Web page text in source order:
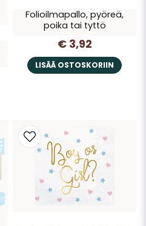
Folioilmapallo, pyöreä,
poika tai tyttö
€ 3,92
LISÄÄ OSTOSKORIIN